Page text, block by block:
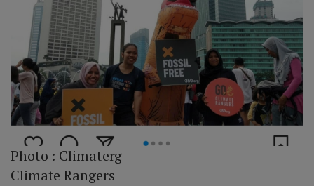
Photo : Climaterg
Climate Rangers